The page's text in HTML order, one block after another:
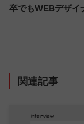
卒でもWEBデザイ
関連記事